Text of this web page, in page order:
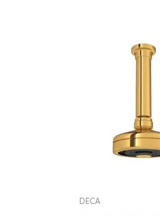
VEJA MAIS
DECA